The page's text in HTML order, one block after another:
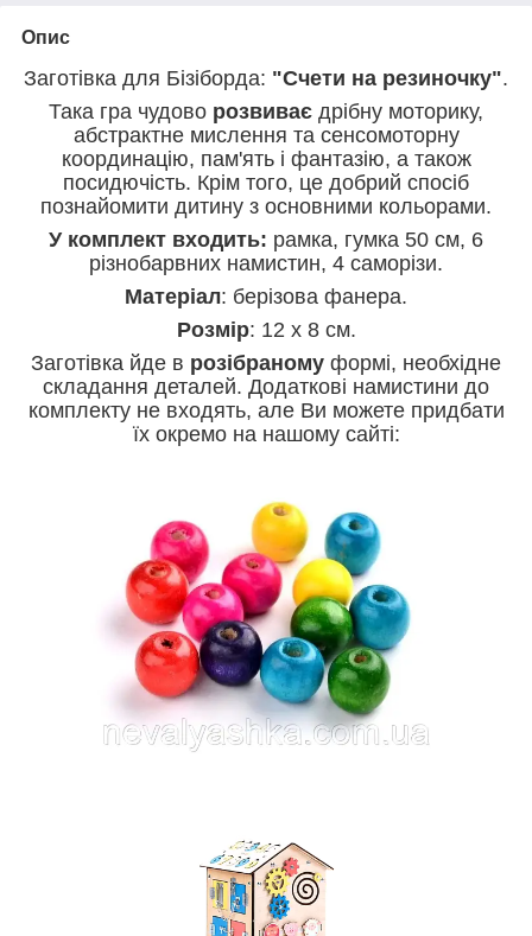
Опис
Заготівка для Бізіборда: "Счети на резиночку".
Така гра чудово розвиває дрібну моторику,
абстрактне мислення та сенсомоторну
координацію, пам'ять і фантазію, а також
посидючість. Крім того, це добрий спосіб
познайомити дитину з основними кольорами.
У комплект входить: рамка, гумка 50 см, 6
різнобарвних намистин, 4 саморізи.
Матеріал: берізова фанера.
Розмір: 12 х 8 см.
Заготівка йде в розібраному формі, необхідне
складання деталей. Додаткові намистини до
комплекту не входять, але Ви можете придбати
їх окремо на нашому сайті: